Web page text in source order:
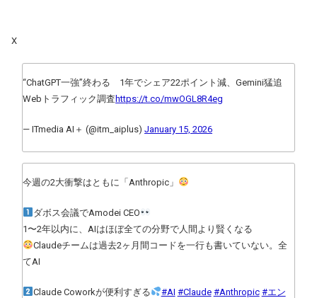
X
“ChatGPT一強”終わる 1年でシェア22ポイント減、Gemini猛追
Webトラフィック調査 https://t.co/mwOGL8R4eg
— ITmedia AI＋ (@itm_aiplus) January 15, 2026
今週の2大衝撃はともに「Anthropic」
ダボス会議でAmodei CEO
1〜2年以内に、AIはほぼ全ての分野で人間より賢くなる
Claudeチームは過去2ヶ月間コードを一行も書いていない。全
てAI
Claude Coworkが便利すぎる #AI #Claude #Anthropic #エン